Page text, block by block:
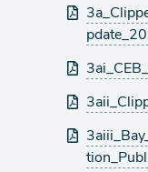
Archivos
adjuntos